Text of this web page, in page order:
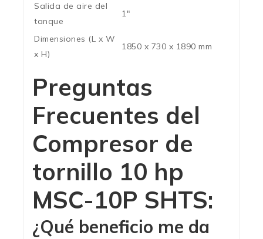
Salida de aire del
tanque
1″
Dimensiones (L x W
x H)
1850 x 730 x 1890 mm
Preguntas
Frecuentes del
Compresor de
tornillo 10 hp
MSC-10P SHTS:
¿Qué beneficio me da